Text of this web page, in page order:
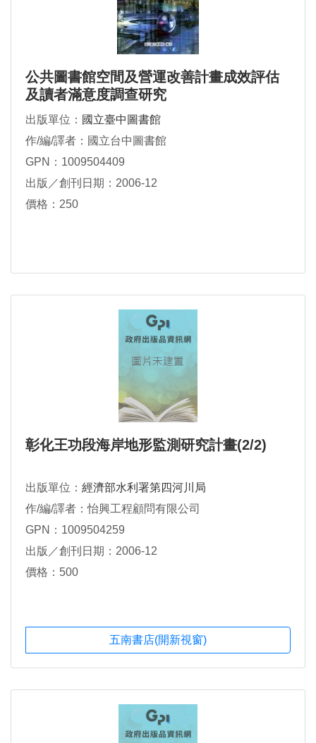
公共圖書館空間及營運改善計畫成效評估
及讀者滿意度調查研究
出版單位： 國立臺中圖書館
作/編/譯者：國立台中圖書館
GPN：1009504409
出版／創刊日期：2006-12
價格：250
彰化王功段海岸地形監測研究計畫(2/2)
出版單位： 經濟部水利署第四河川局
作/編/譯者：怡興工程顧問有限公司
GPN：1009504259
出版／創刊日期：2006-12
價格：500
五南書店(開新視窗)